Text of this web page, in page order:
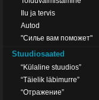
Ilu ja tervis
Autod
"Силье вам поможет"
Stuudiosaated
“Külaline stuudios”
“Täielik läbimurre”
“Отражение”